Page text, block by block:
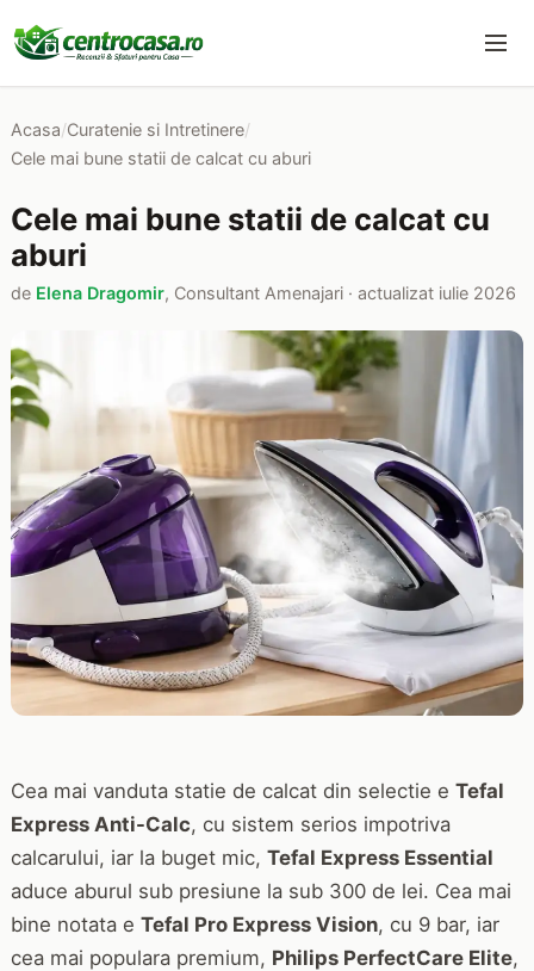
Acasa/Curatenie si Intretinere/
Cele mai bune statii de calcat cu aburi
Cele mai bune statii de calcat cu
aburi
de Elena Dragomir, Consultant Amenajari · actualizat iulie 2026
Cea mai vanduta statie de calcat din selectie e Tefal
Express Anti-Calc, cu sistem serios impotriva
calcarului, iar la buget mic, Tefal Express Essential
aduce aburul sub presiune la sub 300 de lei. Cea mai
bine notata e Tefal Pro Express Vision, cu 9 bar, iar
cea mai populara premium, Philips PerfectCare Elite,